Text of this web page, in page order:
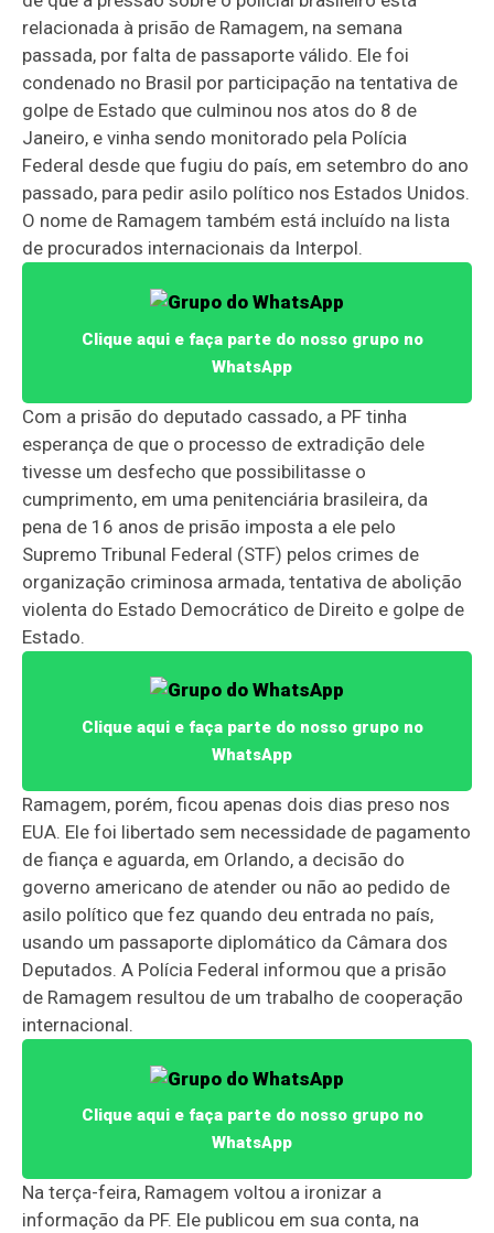
relacionada à prisão de Ramagem, na semana
passada, por falta de passaporte válido. Ele foi
condenado no Brasil por participação na tentativa de
golpe de Estado que culminou nos atos do 8 de
Janeiro, e vinha sendo monitorado pela Polícia
Federal desde que fugiu do país, em setembro do ano
passado, para pedir asilo político nos Estados Unidos.
O nome de Ramagem também está incluído na lista
de procurados internacionais da Interpol.
Clique aqui e faça parte do nosso grupo no
WhatsApp
Com a prisão do deputado cassado, a PF tinha
esperança de que o processo de extradição dele
tivesse um desfecho que possibilitasse o
cumprimento, em uma penitenciária brasileira, da
pena de 16 anos de prisão imposta a ele pelo
Supremo Tribunal Federal (STF) pelos crimes de
organização criminosa armada, tentativa de abolição
violenta do Estado Democrático de Direito e golpe de
Estado.
Clique aqui e faça parte do nosso grupo no
WhatsApp
Ramagem, porém, ficou apenas dois dias preso nos
EUA. Ele foi libertado sem necessidade de pagamento
de fiança e aguarda, em Orlando, a decisão do
governo americano de atender ou não ao pedido de
asilo político que fez quando deu entrada no país,
usando um passaporte diplomático da Câmara dos
Deputados. A Polícia Federal informou que a prisão
de Ramagem resultou de um trabalho de cooperação
internacional.
Clique aqui e faça parte do nosso grupo no
WhatsApp
Na terça-feira, Ramagem voltou a ironizar a
informação da PF. Ele publicou em sua conta, na